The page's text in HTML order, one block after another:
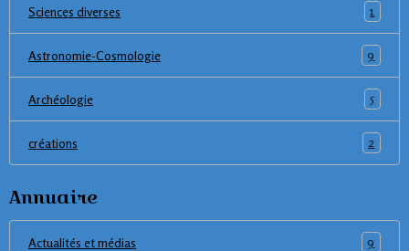
Sciences diverses 1
Astronomie-Cosmologie 9
Archéologie 5
créations 2
Annuaire
Actualités et médias 9